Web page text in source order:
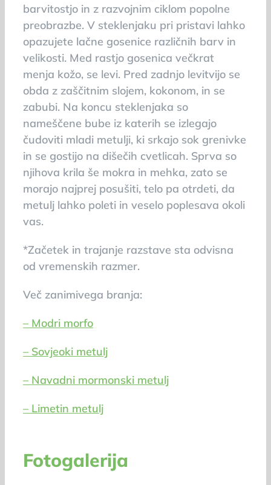
barvitostjo in z razvojnim ciklom popolne
preobrazbe. V steklenjaku pri pristavi lahko
opazujete lačne gosenice različnih barv in
velikosti. Med rastjo gosenica večkrat
menja kožo, se levi. Pred zadnjo levitvijo se
obda z zaščitnim slojem, kokonom, in se
zabubi. Na koncu steklenjaka so
nameščene bube iz katerih se izlegajo
čudoviti mladi metulji, ki srkajo sok grenivke
in se gostijo na dišečih cvetlicah. Sprva so
njihova krila še mokra in mehka, zato se
morajo najprej posušiti, telo pa otrdeti, da
metulj lahko poleti in veselo poplesava okoli
vas.
*Začetek in trajanje razstave sta odvisna
od vremenskih razmer.
Več zanimivega branja:
– Modri morfo
– Sovjeoki metulj
– Navadni mormonski metulj
– Limetin metulj
Fotogalerija